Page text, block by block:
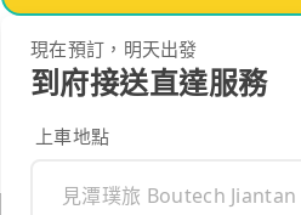
現在預訂，明天出發
到府接送直達服務
上車地點